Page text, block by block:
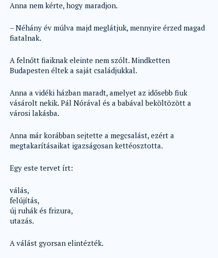
Anna nem kérte, hogy maradjon.
– Néhány év múlva majd meglátjuk, mennyire érzed magad
fiatalnak.
A felnőtt fiaiknak eleinte nem szólt. Mindketten
Budapesten éltek a saját családjukkal.
Anna a vidéki házban maradt, amelyet az idősebb fiuk
vásárolt nekik. Pál Nórával és a babával beköltözött a
városi lakásba.
Anna már korábban sejtette a megcsalást, ezért a
megtakarításaikat igazságosan kettéosztotta.
Egy este tervet írt:
válás,
felújítás,
új ruhák és frizura,
utazás.
A válást gyorsan elintézték.